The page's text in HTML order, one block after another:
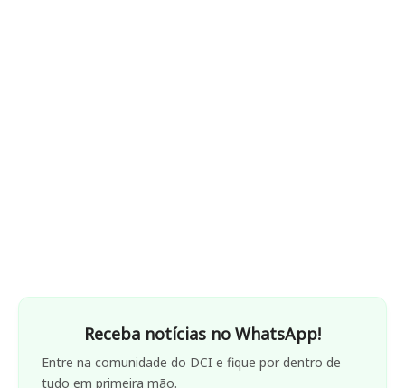
Receba notícias no WhatsApp!
Entre na comunidade do DCI e fique por dentro de
tudo em primeira mão.